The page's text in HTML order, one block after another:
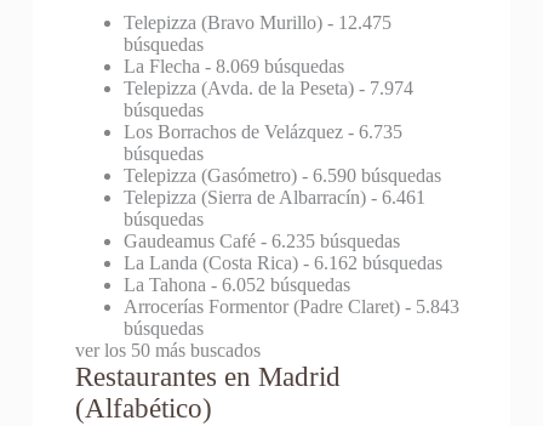
Telepizza (Bravo Murillo)- 12.475
búsquedas
La Flecha - 8.069 búsquedas
Telepizza (Avda. de la Peseta)- 7.974
búsquedas
Los Borrachos de Velázquez- 6.735
búsquedas
Telepizza (Gasómetro)- 6.590 búsquedas
Telepizza (Sierra de Albarracín)- 6.461
búsquedas
Gaudeamus Café- 6.235 búsquedas
La Landa (Costa Rica)- 6.162 búsquedas
La Tahona - 6.052 búsquedas
Arrocerías Formentor (Padre Claret)- 5.843
búsquedas
ver los 50 más buscados
Restaurantes en Madrid
(Alfabético)